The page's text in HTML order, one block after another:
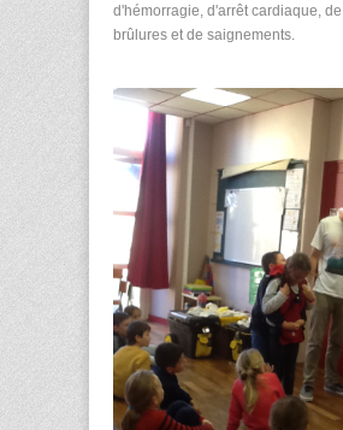
d'hémorragie, d'arrêt cardiaque,
brûlures et de saignements.